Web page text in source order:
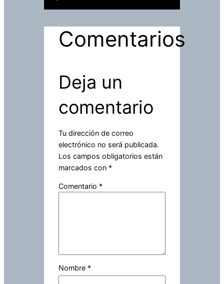
Comentarios
Deja un
comentario
Tu dirección de correo
electrónico no será publicada.
Los campos obligatorios están
marcados con *
Comentario *
Nombre *